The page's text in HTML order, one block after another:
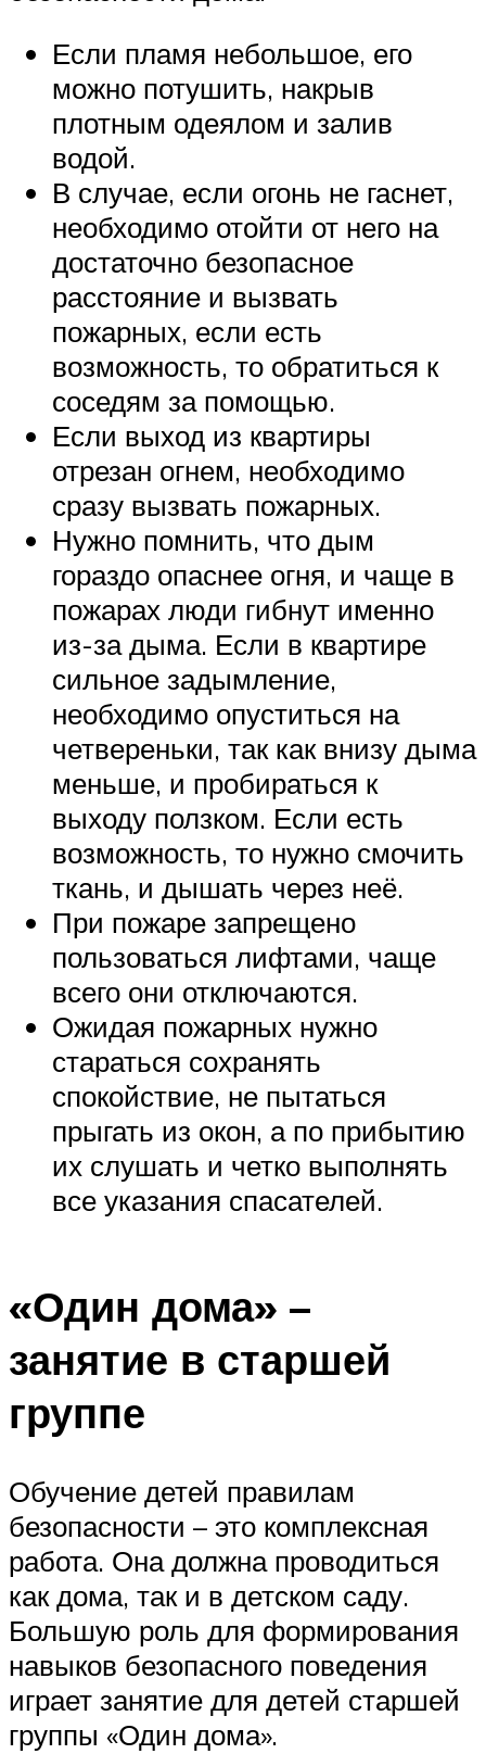
Если пламя небольшое, его
можно потушить, накрыв
плотным одеялом и залив
водой.
В случае, если огонь не гаснет,
необходимо отойти от него на
достаточно безопасное
расстояние и вызвать
пожарных, если есть
возможность, то обратиться к
соседям за помощью.
Если выход из квартиры
отрезан огнем, необходимо
сразу вызвать пожарных.
Нужно помнить, что дым
гораздо опаснее огня, и чаще в
пожарах люди гибнут именно
из-за дыма. Если в квартире
сильное задымление,
необходимо опуститься на
четвереньки, так как внизу дыма
меньше, и пробираться к
выходу ползком. Если есть
возможность, то нужно смочить
ткань, и дышать через неё.
При пожаре запрещено
пользоваться лифтами, чаще
всего они отключаются.
Ожидая пожарных нужно
стараться сохранять
спокойствие, не пытаться
прыгать из окон, а по прибытию
их слушать и четко выполнять
все указания спасателей.
«Один дома» –
занятие в старшей
группе
Обучение детей правилам
безопасности – это комплексная
работа. Она должна проводиться
как дома, так и в детском саду.
Большую роль для формирования
навыков безопасного поведения
играет занятие для детей старшей
группы «Один дома».